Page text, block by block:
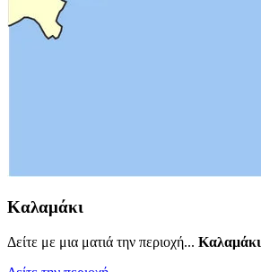
Καλαμάκι
Δείτε με μια ματιά την περιοχή... Καλαμάκι